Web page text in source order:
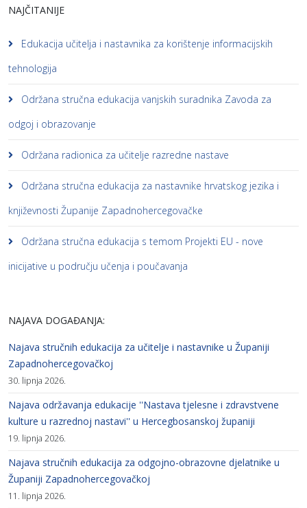
NAJČITANIJE
Edukacija učitelja i nastavnika za korištenje informacijskih
tehnologija
Održana stručna edukacija vanjskih suradnika Zavoda za
odgoj i obrazovanje
Održana radionica za učitelje razredne nastave
Održana stručna edukacija za nastavnike hrvatskog jezika i
književnosti Županije Zapadnohercegovačke
Održana stručna edukacija s temom Projekti EU - nove
inicijative u području učenja i poučavanja
NAJAVA DOGAĐANJA:
Najava stručnih edukacija za učitelje i nastavnike u Županiji
Zapadnohercegovačkoj
30. lipnja 2026.
Najava održavanja edukacije ''Nastava tjelesne i zdravstvene
kulture u razrednoj nastavi'' u Hercegbosanskoj županiji
19. lipnja 2026.
Najava stručnih edukacija za odgojno-obrazovne djelatnike u
Županiji Zapadnohercegovačkoj
11. lipnja 2026.